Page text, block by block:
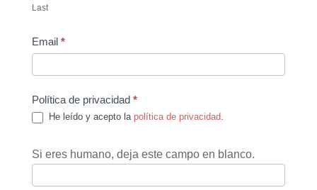
Last
Email *
Política de privacidad *
He leído y acepto la política de privacidad.
Si eres humano, deja este campo en blanco.